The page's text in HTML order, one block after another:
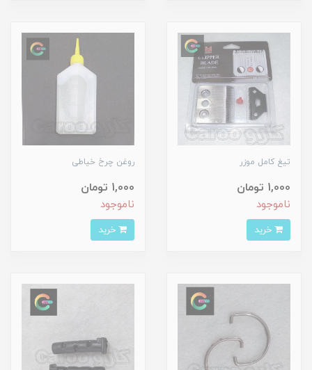
تیغ کامل موزر
1,000 تومان
ناموجود
روغن چرخ خیاطی
1,000 تومان
ناموجود